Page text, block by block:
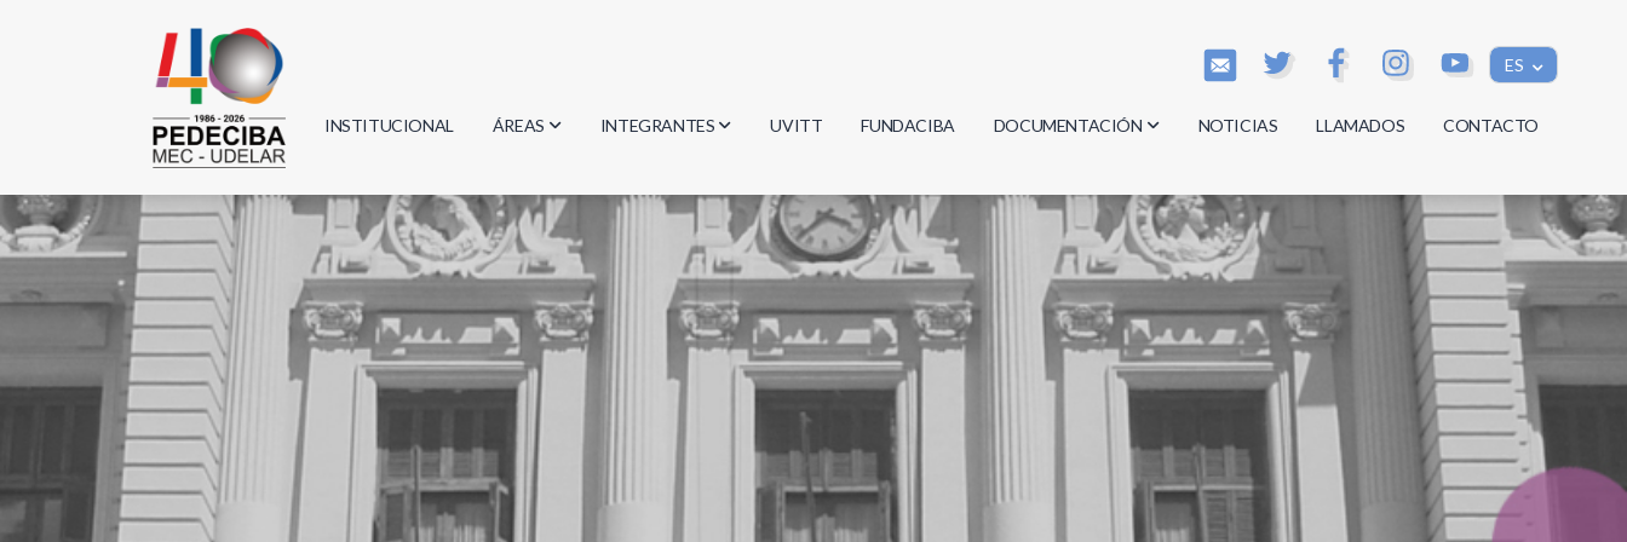
ES
INSTITUCIONAL ÁREAS
Biología
Física
Geociencias
Informática
Matemática
INTEGRANTES
Investigadores
Estudiantes
Egresados
UVITT FUNDACIBA DOCUMENTACIÓN
Actas
Reglamentos
Documentos
NOTICIAS LLAMADOS CONTACTO